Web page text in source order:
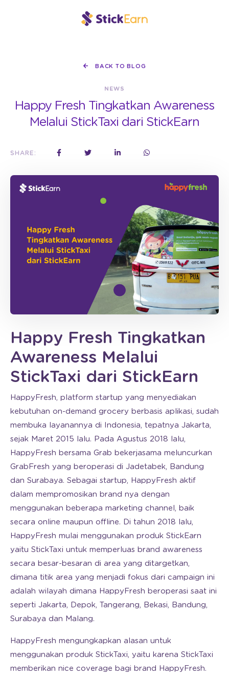
BACK TO BLOG
NEWS
Happy Fresh Tingkatkan Awareness
Melalui StickTaxi dari StickEarn
SHARE:
Happy Fresh Tingkatkan
Awareness Melalui
StickTaxi dari StickEarn
HappyFresh, platform startup yang menyediakan
kebutuhan on-demand grocery berbasis aplikasi, sudah
membuka layanannya di Indonesia, tepatnya Jakarta,
sejak Maret 2015 lalu. Pada Agustus 2018 lalu,
HappyFresh bersama Grab bekerjasama meluncurkan
GrabFresh yang beroperasi di Jadetabek, Bandung
dan Surabaya. Sebagai startup, HappyFresh aktif
dalam mempromosikan brand nya dengan
menggunakan beberapa marketing channel, baik
secara online maupun offline. Di tahun 2018 lalu,
HappyFresh mulai menggunakan produk StickEarn
yaitu StickTaxi untuk memperluas brand awareness
secara besar-besaran di area yang ditargetkan,
dimana titik area yang menjadi fokus dari campaign ini
adalah wilayah dimana HappyFresh beroperasi saat ini
seperti Jakarta, Depok, Tangerang, Bekasi, Bandung,
Surabaya dan Malang.
HappyFresh mengungkapkan alasan untuk
menggunakan produk StickTaxi, yaitu karena StickTaxi
memberikan nice coverage bagi brand HappyFresh.